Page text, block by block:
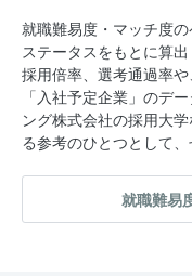
ステム導入を見送るよ
支援が必要なければ身
ースで考え提案します。
◇仕事を選ぶ
「私たちにとって挑戦
できない案件」を重視し
就職難易度・マッチ度
ステータスをもとに算
採用倍率、選考通過率
「入社予定企業」のデ
ング株式会社の採用大
る参考のひとつとして、
就職難易